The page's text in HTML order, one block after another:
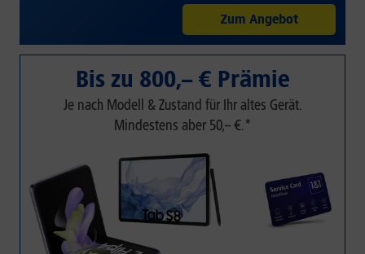
Zum Angebot
Bis zu 800,– € Prämie
Je nach Modell & Zustand für Ihr altes Gerät.
Mindestens aber 50,– €.*